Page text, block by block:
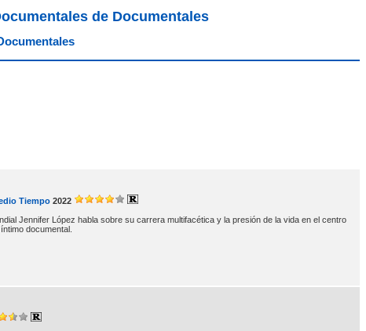
de Documentales
Tiempo 2022
Jennifer López habla sobre su carrera multifacética y la presión de la vida en el centro
documental.